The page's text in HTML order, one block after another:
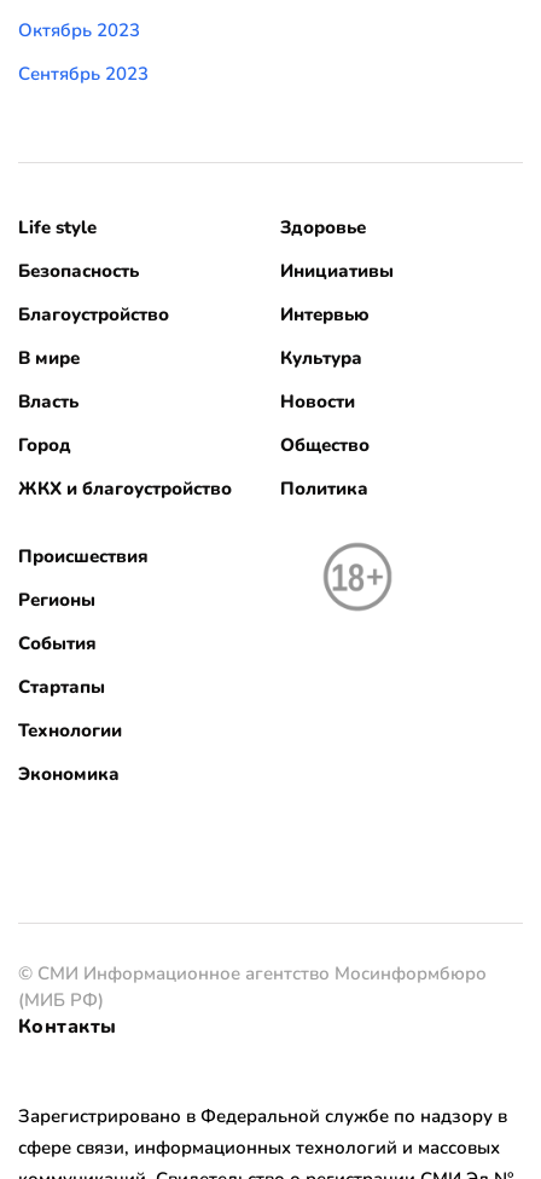
Октябрь 2023
Сентябрь 2023
Life style
Безопасность
Благоустройство
В мире
Власть
Город
ЖКХ и благоустройство
Здоровье
Инициативы
Интервью
Культура
Новости
Общество
Политика
Происшествия
Регионы
События
Стартапы
Технологии
Экономика
© СМИ Информационное агентство Мосинформбюро
(МИБ РФ)
Контакты
Зарегистрировано в Федеральной службе по надзору в
сфере связи, информационных технологий и массовых